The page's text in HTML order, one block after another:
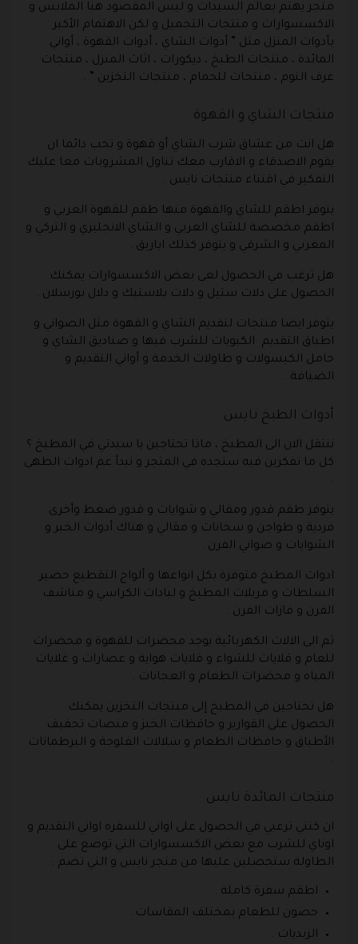
متجر يهتم بعالم السيدات و ليس المقصود هنا الملابس و
الاكسسوارات و منتجات التجميل و لكن الاهتمام الأكبر
بأدوات المنزل مثل ” أدوات الشاي ، أدوات القهوة ، أواني
المائدة ، منتجات الطبخ ، ديكورات ، اثاث المنزل ، منتجات
غرف النوم ، منتجات للحمام ، منتجات التخزين ” .
منتجات الشاي و القهوة
هل انت من عشاق شرب الشاي أو قهوة و تحب دائما ان
يقوم الاصدقاء و الاقارب معك تناول المشروبات معا عليك
التفكير في اقتناء منتجات نايس .
يتوفر اطقم للشاي والقهوة منها طقم للقهوة العربي و
اطقم مخصصة للشاي العربي و الشاي الانجليزي و التركي و
المغربي و الشرقي و يتوفر كذلك اباريق .
هل ترغب في الحصول لعى بعض الاكسسوارات يمكنك
الحصول على دلات ستيل و دلات بلاستيك و دلال بورسلان .
يتوفر ايضا منتجات لتقديم الشاي و القهوة مثل الصواني و
اطباق التقديم الكبويات للشرب فيها و صناديق الشاي و
حامل الكبسولات و طاولات الخدمة و أواني التقديم و
الضيافة .
أدوات الطبخ نايس
ننتقل الان الى المطبخ ، ماذا تحتاجين يا سيدتي في المطبخ ؟
كل ما تفكرين فيه ستجده في المتجر و نبدأ عم ادوات الطهى
.
يتوفر طقم قدور ومقالي و شوايات و قدور ضغط وأخرى
فردية و طواجن و سخانات و مقالي و هناك أدوات الخبر و
الشوايات و صواني الفرن .
ادوات المطبخ متوفرة بكل انواعها و ألواح التقطيع حضير
السلطات و مريلات المطبخ و لبادات الكراسي و مناشف
الفرن و فازات الفرن .
ثم الى الالات الكهربائية يوجد محضرات للقهوة و محضرات
للعام و قلايات للشواء و قلايات هواية و عصارات و غلايات
المياه و محضرات الطعام و العجانات .
هل تحتاجين في المطبخ إلى منتجات التخزين يمكنك
الحصول على القوارير و حافظات الخبز و منصات تجفيف
الأطباق و حافظات الطعام و سلالات الفلوجة و البرطمانات
.
منتجات المائدة نايس
ان كنتي ترغبي في الحصول على اواني للسفره اواني التقديم و
اوناي للشرب مع بعض الاكسسوارات التي توضع على
الطاولة ستحصلين عليها من متجر نايس و التي تضم :
اطقم سفرة كاملة .
حصون للطعام بمختلف المقاسات .
الزبديات .